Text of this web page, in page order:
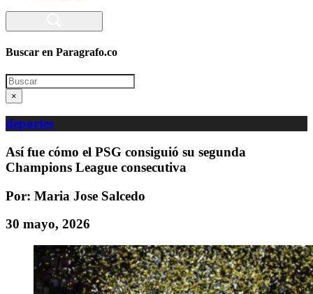
Buscar en Paragrafo.co
Search
×
deportes
Así fue cómo el PSG consiguió su segunda
Champions League consecutiva
Por: Maria Jose Salcedo
30 mayo, 2026